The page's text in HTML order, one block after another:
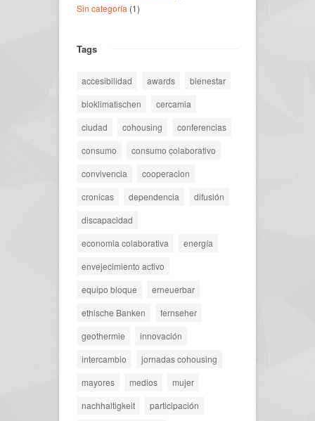
Sin categoría (1)
Tags
accesibilidad awards
bienestar
bioklimatischen
cercamia
ciudad
cohousing
conferencias
consumo
consumo colaborativo
convivencia
cooperacion
cronicas
dependencia
difusión
discapacidad
economia colaborativa
energía
envejecimiento activo
equipo bloque
erneuerbar
ethische Banken
fernseher
geothermie
innovación
intercambio
jornadas cohousing
mayores
medios
mujer
nachhaltigkeit
participación